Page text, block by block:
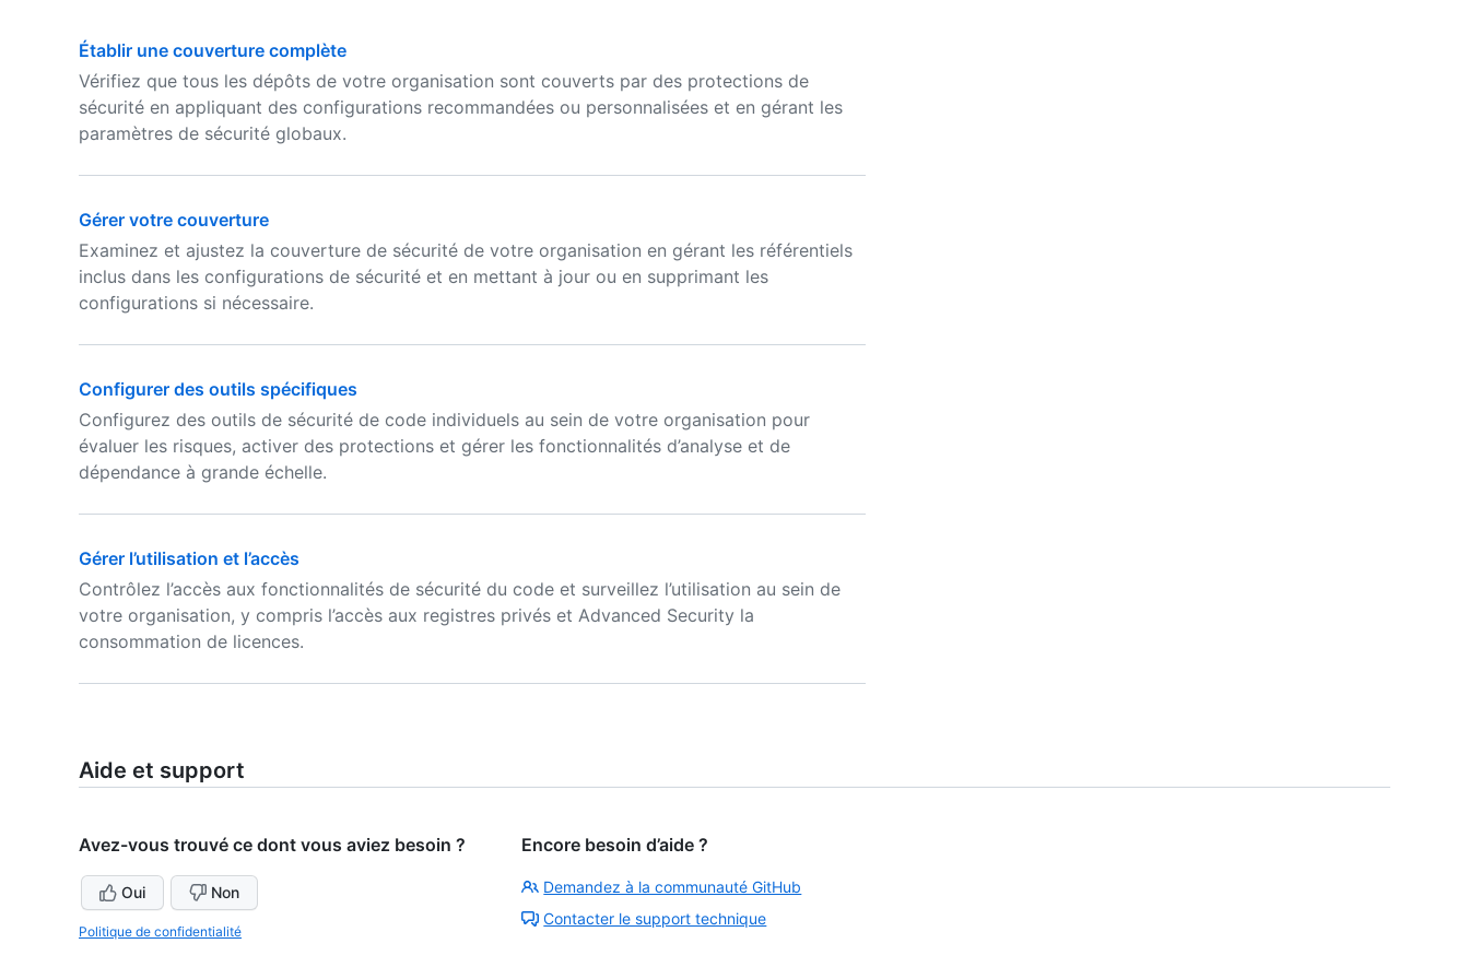
Établir une couverture complète
Vérifiez que tous les dépôts de votre organisation sont couverts par des protections de
sécurité en appliquant des configurations recommandées ou personnalisées et en gérant les
paramètres de sécurité globaux.
Gérer votre couverture
Examinez et ajustez la couverture de sécurité de votre organisation en gérant les référentiels
inclus dans les configurations de sécurité et en mettant à jour ou en supprimant les
configurations si nécessaire.
Configurer des outils spécifiques
Configurez des outils de sécurité de code individuels au sein de votre organisation pour
évaluer les risques, activer des protections et gérer les fonctionnalités d’analyse et de
dépendance à grande échelle.
Gérer l’utilisation et l’accès
Contrôlez l’accès aux fonctionnalités de sécurité du code et surveillez l’utilisation au sein de
votre organisation, y compris l’accès aux registres privés et Advanced Security la
consommation de licences.
Aide et support
Avez-vous trouvé ce dont vous aviez besoin ?
Oui Non
Politique de confidentialité
Encore besoin d’aide ?
Demandez à la communauté GitHub
Contacter le support technique